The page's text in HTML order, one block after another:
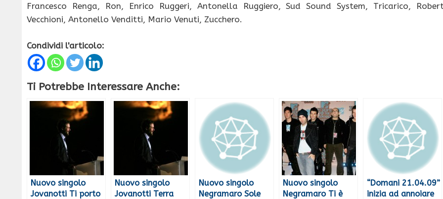
Francesco Renga, Ron, Enrico Ruggeri, Antonella Ruggiero, Sud Sound System, Tricarico,
Vecchioni, Antonello Venditti, Mario Venuti, Zucchero.
Condividi l'articolo:
Ti Potrebbe Interessare Anche:
Nuovo singolo
Jovanotti Ti porto
Nuovo singolo
Jovanotti Terra
Nuovo singolo
Negramaro Sole
Nuovo singolo
Negramaro Ti è
“Domani 21.04.09”
inizia ad annoiare